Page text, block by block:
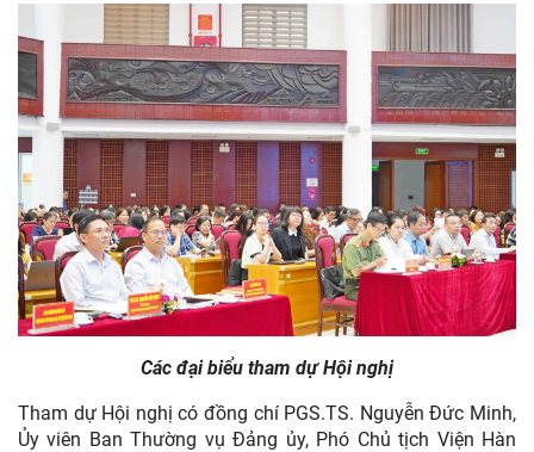
Các đại biểu tham dự Hội nghị
Tham dự Hội nghị có đồng chí PGS.TS. Nguyễn Đức Minh,
Ủy viên Ban Thường vụ Đảng ủy, Phó Chủ tịch Viện Hàn